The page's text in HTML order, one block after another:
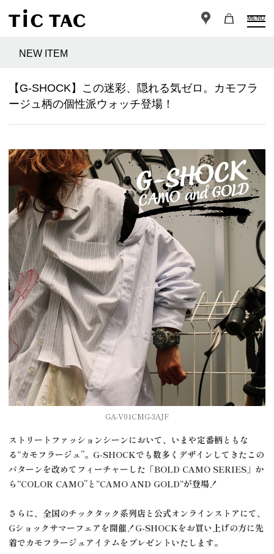
MENU
NEW ITEM
【G-SHOCK】この迷彩、隠れる気ゼロ。カモフラ
ージュ柄の個性派ウォッチ登場！
GA-V01CMG-3AJF
ストリートファッションシーンにおいて、いまや定番柄ともな
る“カモフラージュ”。 G-SHOCKでも数多くデザインしてきたこの
パターンを改めてフィーチャーした「BOLD CAMO SERIES 」か
ら “COLOR CAMO” と “CAMO AND GOLD“が登場！
さらに、全国のチックタック系列店と公式オンラインストアにて、
Gショックサマーフェアを開催！G-SHOCKをお買い上げの方に先
着でカモフラージュアイテムをプレゼントいたします。